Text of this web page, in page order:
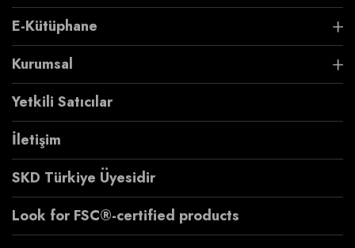
E-Kütüphane
Kurumsal
Yetkili Satıcılar
İletişim
SKD Türkiye Üyesidir
Look for FSC®-certified products